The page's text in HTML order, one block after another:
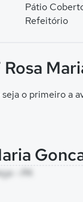
Pátio
Refeitório
o primeiro a
- PA